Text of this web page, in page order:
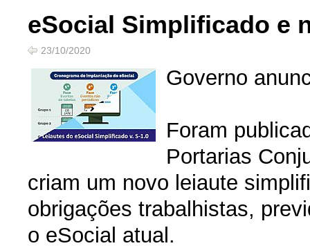
eSocial Simplificado e
23/10/2020
Governo
Foram
Portarias
criam um novo leiaute
obrigações trabalhistas,
o eSocial atual.